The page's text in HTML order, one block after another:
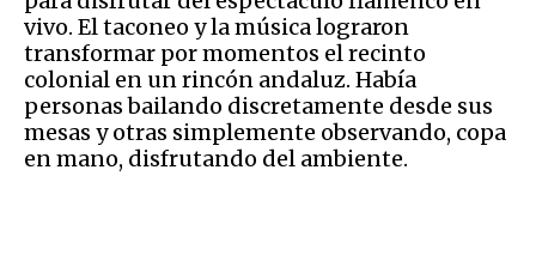
vivo. El taconeo y la música lograron
transformar por momentos el recinto
colonial en un rincón andaluz. Había
personas bailando discretamente desde sus
mesas y otras simplemente observando, copa
en mano, disfrutando del ambiente.